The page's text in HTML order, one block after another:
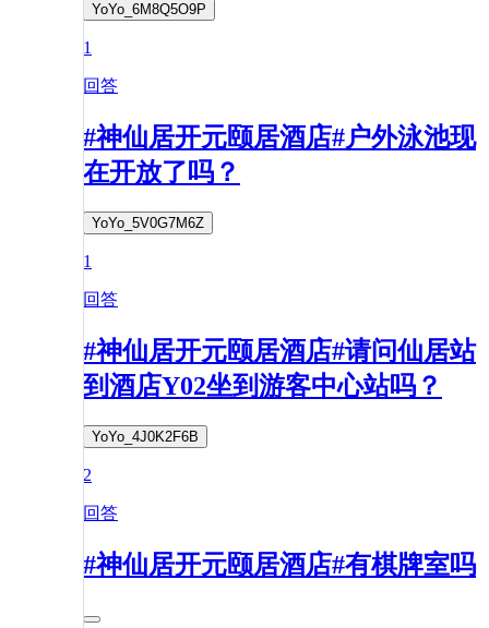
YoYo_6M8Q5O9P
1
回答
#神仙居开元颐居酒店#户外泳池现
在开放了吗？
YoYo_5V0G7M6Z
1
回答
#神仙居开元颐居酒店#请问仙居站
到酒店Y02坐到游客中心站吗？
YoYo_4J0K2F6B
2
回答
#神仙居开元颐居酒店#有棋牌室吗